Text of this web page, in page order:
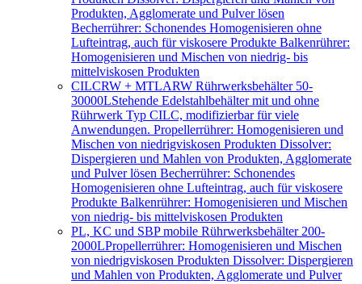
Produkten, Agglomerate und Pulver lösen
Becherrührer: Schonendes Homogenisieren ohne
Lufteintrag, auch für viskosere Produkte Balkenrührer:
Homogenisieren und Mischen von niedrig- bis
mittelviskosen Produkten
CILCRW + MTLARW Rührwerksbehälter 50-
30000LStehende Edelstahlbehälter mit und ohne
Rührwerk Typ CILC, modifizierbar für viele
Anwendungen. Propellerrührer: Homogenisieren und
Mischen von niedrigviskosen Produkten Dissolver:
Dispergieren und Mahlen von Produkten, Agglomerate
und Pulver lösen Becherrührer: Schonendes
Homogenisieren ohne Lufteintrag, auch für viskosere
Produkte Balkenrührer: Homogenisieren und Mischen
von niedrig- bis mittelviskosen Produkten
PL, KC und SBP mobile Rührwerksbehälter 200-
2000LPropellerrührer: Homogenisieren und Mischen
von niedrigviskosen Produkten Dissolver: Dispergieren
und Mahlen von Produkten, Agglomerate und Pulver